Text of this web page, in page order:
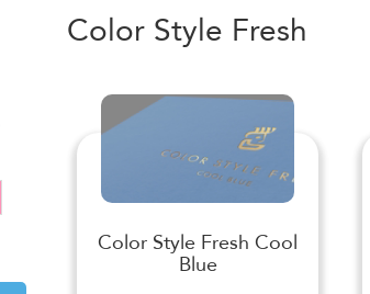
Color Style Fresh
Color Style Fresh Cool
Blue